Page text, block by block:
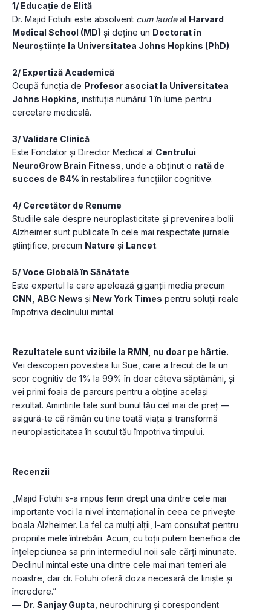
1/ Educație de Elită
Dr. Majid Fotuhi este absolvent cum laude al Harvard
Medical School (MD) și deține un Doctorat în
Neuroștiințe la Universitatea Johns Hopkins (PhD).
2/ Expertiză Academică
Ocupă funcția de Profesor asociat la Universitatea
Johns Hopkins , instituția numărul 1 în lume pentru
cercetare medicală.
3/ Validare Clinică
Este Fondator și Director Medical al Centrului
NeuroGrow Brain Fitness , unde a obținut o rată de
succes de 84% în restabilirea funcțiilor cognitive.
4/ Cercetător de Renume
Studiile sale despre neuroplasticitate și prevenirea bolii
Alzheimer sunt publicate în cele mai respectate jurnale
științifice, precum Nature și Lancet.
5/ Voce Globală în Sănătate
CNN, ABC News și New York Times pentru soluții reale
împotriva declinului mintal.
Rezultatele sunt vizibile la RMN, nu doar pe hârtie.
Vei descoperi povestea lui Sue, care a trecut de la un
scor cognitiv de 1% la 99% în doar câteva săptămâni, și
vei primi foaia de parcurs pentru a obține același
rezultat. Amintirile tale sunt bunul tău cel mai de preț —
asigură-te că rămân cu tine toată viața și transformă
neuroplasticitatea în scutul tău împotriva timpului.
Recenzii
„Majid Fotuhi s-a impus ferm drept una dintre cele mai
importante voci la nivel internațional în ceea ce privește
boala Alzheimer. La fel ca mulți alții, l-am consultat pentru
propriile mele întrebări. Acum, cu toții putem beneficia de
înțelepciunea sa prin intermediul noii sale cărți minunate.
Declinul mintal este una dintre cele mai mari temeri ale
noastre, dar dr. Fotuhi oferă doza necesară de liniște și
încredere.”
— Dr. Sanjay Gupta , neurochirurg și corespondent